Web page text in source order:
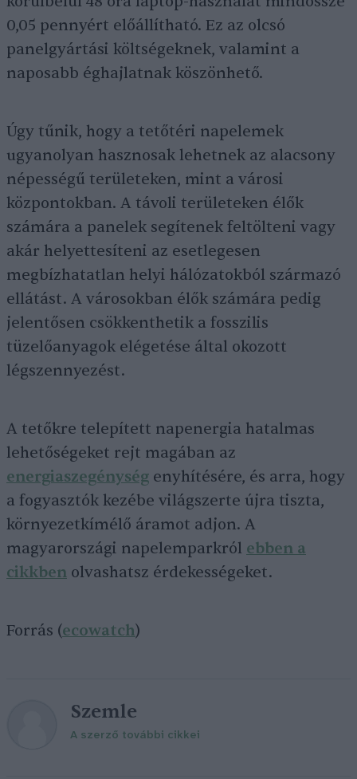
0,05 pennyért előállítható. Ez az olcsó
panelgyártási költségeknek, valamint a
naposabb éghajlatnak köszönhető.
Úgy tűnik, hogy a tetőtéri napelemek
ugyanolyan hasznosak lehetnek az alacsony
népességű területeken, mint a városi
központokban. A távoli területeken élők
számára a panelek segítenek feltölteni vagy
akár helyettesíteni az esetlegesen
megbízhatatlan helyi hálózatokból származó
ellátást. A városokban élők számára pedig
jelentősen csökkenthetik a fosszilis
tüzelőanyagok elégetése által okozott
légszennyezést.
A tetőkre telepített napenergia hatalmas
lehetőségeket rejt magában az
energiaszegénység enyhítésére, és arra, hogy
a fogyasztók kezébe világszerte újra tiszta,
környezetkímélő áramot adjon. A
magyarországi napelemparkról ebben a
cikkben olvashatsz érdekességeket.
Forrás (ecowatch)
Szemle
A szerző további cikkei